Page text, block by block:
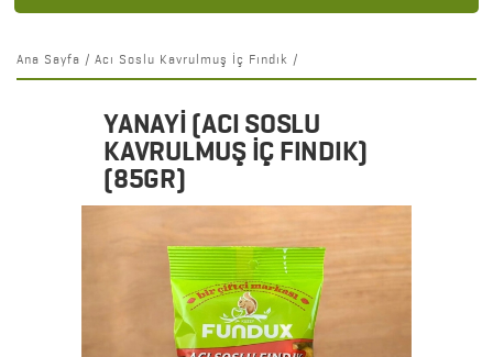
Ana Sayfa / Acı Soslu Kavrulmuş İç Fındık /
YANAYİ (ACI SOSLU
KAVRULMUŞ İÇ FINDIK)
(85GR)
Detaylar